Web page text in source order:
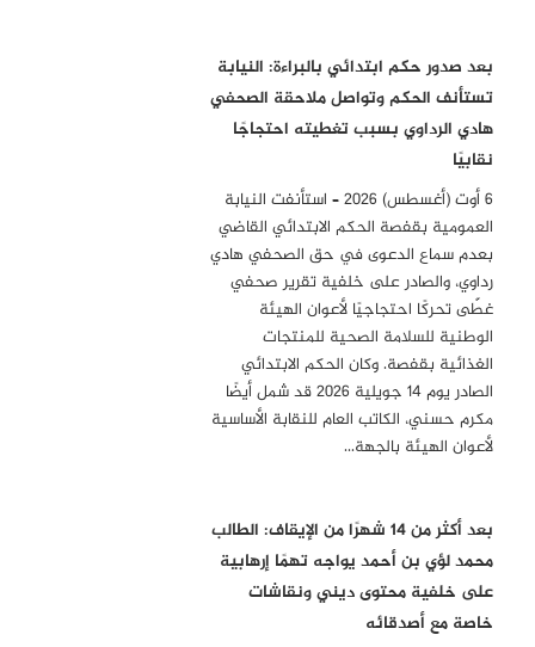
بعد صدور حكم ابتدائي بالبراءة: النيابة
تستأنف الحكم وتواصل ملاحقة الصحفي
هادي الرداوي بسبب تغطيته احتجاجًا
نقابيًا
6 أوت (أغسطس) 2026 – استأنفت النيابة
العمومية بقفصة الحكم الابتدائي القاضي
بعدم سماع الدعوى في حق الصحفي هادي
رداوي، والصادر على خلفية تقرير صحفي
غطّى تحركًا احتجاجيًا لأعوان الهيئة
الوطنية للسلامة الصحية للمنتجات
الغذائية بقفصة. وكان الحكم الابتدائي
الصادر يوم 14 جويلية 2026 قد شمل أيضًا
مكرم حسني، الكاتب العام للنقابة الأساسية
لأعوان الهيئة بالجهة…
بعد أكثر من 14 شهرًا من الإيقاف: الطالب
محمد لؤي بن أحمد يواجه تهمًا إرهابية
على خلفية محتوى ديني ونقاشات
خاصة مع أصدقائه